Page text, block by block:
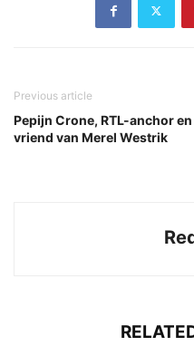
Previous article
Pepijn Crone, RTL-anchor en
vriend van Merel Westrik